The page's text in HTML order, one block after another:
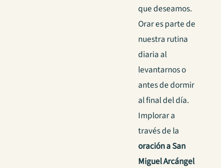
que deseamos.
Orar es parte de
nuestra rutina
diaria al
levantarnos o
antes de dormir
al final del día.
Implorar a
través de la
oración a San
Miguel Arcángel